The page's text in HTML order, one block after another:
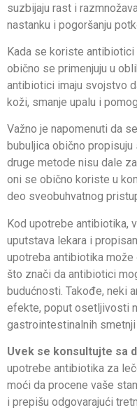
suzbijaju rast i
nastanku i pogoršanju
Kada se koriste
obično se primenjuju u
antibiotici imaju svojstvo
koži, smanje upalu i
Važno je napomenuti da
bubuljica obično propisuju
druge metode nisu dale
oni se obično koriste u
deo sveobuhvatnog
Kod upotrebe antibiotika,
uputstava lekara i
upotreba antibiotika
što znači da antibiotici
budućnosti. Takođe, neki
efekte, poput osetljivosti
gastrointestinalnih
Uvek se konsultujte sa
upotrebe antibiotika za
moći da procene vaše
i prepišu odgovarajući